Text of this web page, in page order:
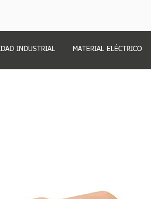
INDUSTRIAL MATERIAL ELÉCTRICO